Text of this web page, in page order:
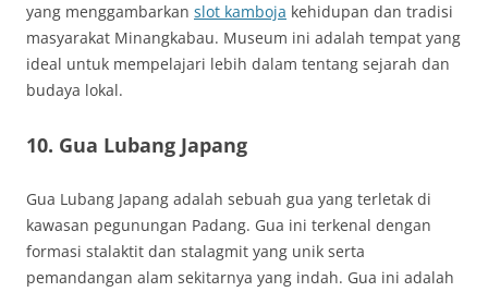
yang menggambarkan slot kamboja kehidupan dan tradisi
masyarakat Minangkabau. Museum ini adalah tempat yang
ideal untuk mempelajari lebih dalam tentang sejarah dan
budaya lokal.
10. Gua Lubang Japang
Gua Lubang Japang adalah sebuah gua yang terletak di
kawasan pegunungan Padang. Gua ini terkenal dengan
formasi stalaktit dan stalagmit yang unik serta
pemandangan alam sekitarnya yang indah. Gua ini adalah